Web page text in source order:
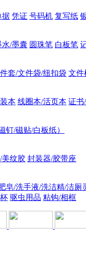
据 凭证 号码机 复写纸
水/墨囊 圆珠笔 白板笔
套/文件袋/纽扣袋 文件
本 线圈本/活页本 证书
钉/磁贴/白板纸）
美纹胶 封装器/胶带座
皂/洗手液/洗洁精/洁厕
驱虫用品 粘钩/相框